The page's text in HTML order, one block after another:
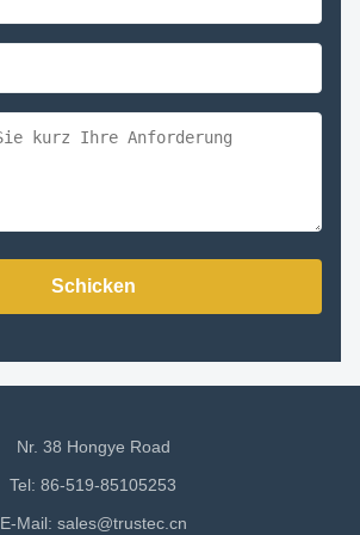
Schicken
Nr. 38 Hongye Road
Tel: 86-519-85105253
E-Mail: sales@trustec.cn